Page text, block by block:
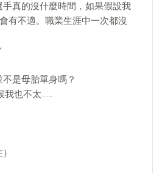
手真的沒什麼時間，如果假設我
有不適。職業生涯中一次都沒
是母胎單身嗎？
我也不太……